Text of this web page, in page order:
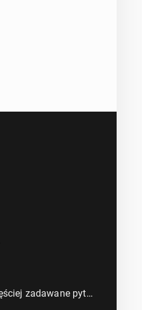
FAQ - Najczęściej zadawane pytania